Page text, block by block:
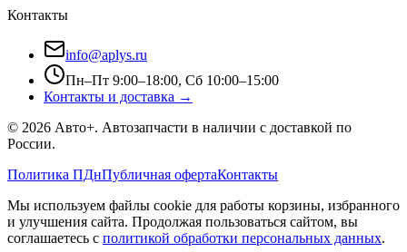
Контакты
info@aplys.ru
Пн–Пт 9:00–18:00, Сб 10:00–15:00
Контакты и доставка →
© 2026 Авто+. Автозапчасти в наличии с доставкой по
России.
Политика ПДнПубличная офертаКонтакты
Мы используем файлы cookie для работы корзины, избранного
и улучшения сайта. Продолжая пользоваться сайтом, вы
соглашаетесь с политикой обработки персональных данных.